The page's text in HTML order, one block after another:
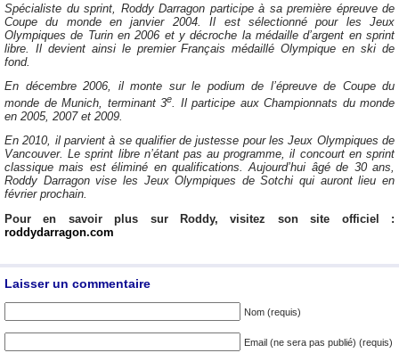
Spécialiste du sprint, Roddy Darragon participe à sa première épreuve de
Coupe du monde en janvier 2004. Il est sélectionné pour les Jeux
Olympiques de Turin en 2006 et y décroche la médaille d’argent en sprint
libre. Il devient ainsi le premier Français médaillé Olympique en ski de
fond.
En décembre 2006, il monte sur le podium de l’épreuve de Coupe du
monde de Munich, terminant 3e
. Il participe aux Championnats du monde
en 2005, 2007 et 2009.
En 2010, il parvient à se qualifier de justesse pour les Jeux Olympiques de
Vancouver. Le sprint libre n’étant pas au programme, il concourt en sprint
classique mais est éliminé en qualifications. Aujourd’hui âgé de 30 ans,
Roddy Darragon vise les Jeux Olympiques de Sotchi qui auront lieu en
février prochain.
Pour en savoir plus sur Roddy, visitez son site officiel :
roddydarragon.com
Laisser un commentaire
Nom (requis)
Email (ne sera pas publié) (requis)